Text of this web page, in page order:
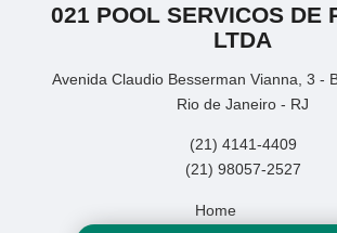
021 POOL SERVICOS DE
LTDA
Avenida Claudio Besserman Vianna, 3 -
Rio de Janeiro - RJ
(21) 4141-4409
(21) 98057-2527
Home